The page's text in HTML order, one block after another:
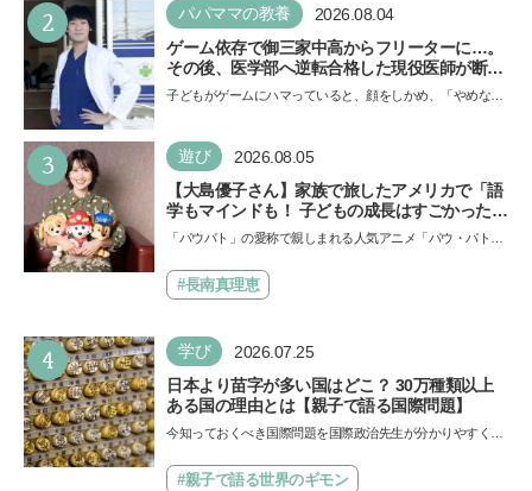
2 パパママの教養 2026.08.04
ゲーム依存で御三家中高からフリーターに…。
その後、医学部へ逆転合格した現役医師が断言
「ゲームの経験が受験勉強に役立った」そう考
子どもがゲームにハマっていると、顔をしかめ、「やめなさ
い…
3 遊び 2026.08.05
【大島優子さん】家族で旅したアメリカで「語
学もマインドも！ 子どもの成長はすごかった」
声優をつとめた映画『パウ・パトロール ザ・ダ
できると子どもに知ってほしい
「パウパト」の愛称で親しまれる人気アニメ「パウ・パトロ
ザ…#長南真理恵
4 学び 2026.07.25
日本より苗字が多い国はどこ？ 30万種類以上
ある国の理由とは【親子で語る国際問題】
今知っておくべき国際問題を国際政治先生が分かりやすく解
類…#親子で語る世界のギモン